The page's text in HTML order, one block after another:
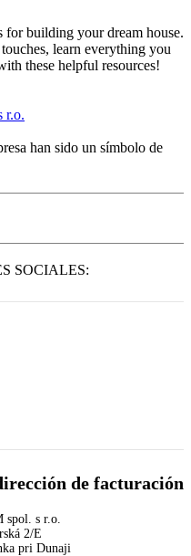
for building your dream house.
learn everything you
these helpful resources!
han sido un símbolo de
SOCIALES:
de facturación
spol. s r.o.
2/E
pri Dunaji